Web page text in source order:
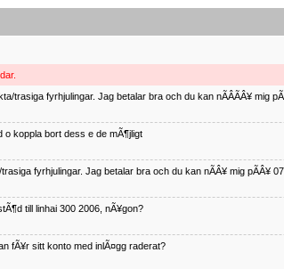
trasiga fyrhjulingar. Jag betalar bra och du kan nÃÂÃÂ¥ mig
o koppla bort dess e de mÃ¶jligt
trasiga fyrhjulingar. Jag betalar bra och du kan nÃÂ¥ mig
till linhai 300 2006, nÃ¥gon?
fÃ¥r sitt konto med inlÃ¤gg raderat?